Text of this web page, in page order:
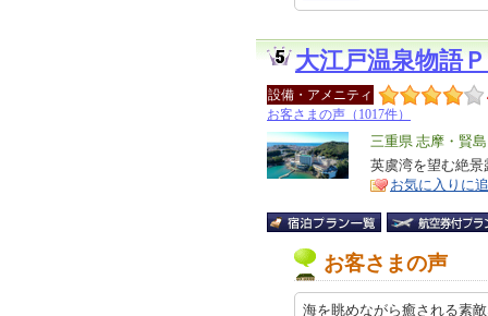
大江戸温泉物語
設備・アメニティ
お客さまの声（1017件）
エ
リ
ア
三重県 志摩・賢島
特
徴
英虞湾を望む絶
お気に入りに
お客さまの声
海を眺めながら癒される素